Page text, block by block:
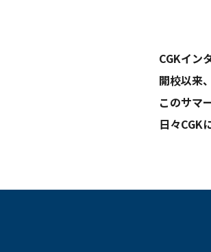
CGKイン
開校以来
このサマ
日々CGK